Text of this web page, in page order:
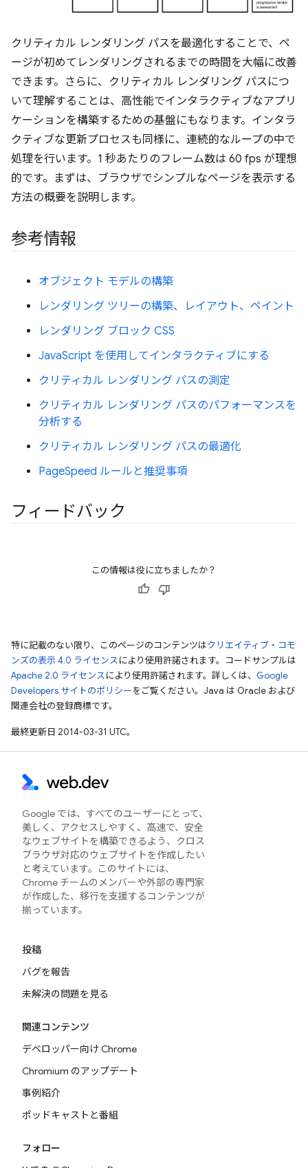
クリティカル レンダリング パスを最適化することで、ペ
ージが初めてレンダリングされるまでの時間を大幅に改善
できます。さらに、クリティカル レンダリング パスにつ
いて理解することは、高性能でインタラクティブなアプリ
ケーションを構築するための基盤にもなります。インタラ
クティブな更新プロセスも同様に、連続的なループの中で
処理を行います。1 秒あたりのフレーム数は 60 fps が理想
的です。まずは、ブラウザでシンプルなページを表示する
方法の概要を説明します。
参考情報
オブジェクト モデルの構築
レンダリング ツリーの構築、レイアウト、ペイント
レンダリング ブロック CSS
JavaScript を使用してインタラクティブにする
クリティカル レンダリング パスの測定
クリティカル レンダリング パスのパフォーマンスを
分析する
クリティカル レンダリング パスの最適化
PageSpeed ルールと推奨事項
フィードバック
この情報は役に立ちましたか？
特に記載のない限り、このページのコンテンツはクリエイティブ・コモ
ンズの表示 4.0 ライセンスにより使用許諾されます。コードサンプルは
Apache 2.0 ライセンスにより使用許諾されます。詳しくは、 Google
Developers サイトのポリシーをご覧ください。Java は Oracle および
関連会社の登録商標です。
最終更新日 2014-03-31 UTC。
Google では、すべてのユーザーにとって、
美しく、アクセスしやすく、高速で、安全
なウェブサイトを構築できるよう、クロス
ブラウザ対応のウェブサイトを作成したい
と考えています。このサイトには、
Chrome チームのメンバーや外部の専門家
が作成した、移行を支援するコンテンツが
揃っています。
投稿
バグを報告
未解決の問題を見る
関連コンテンツ
デベロッパー向け Chrome
Chromium のアップデート
事例紹介
ポッドキャストと番組
フォロー